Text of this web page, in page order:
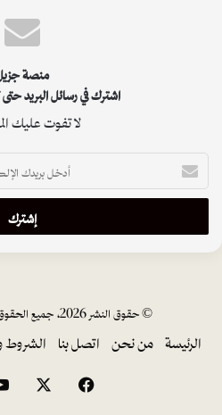
منصة
اشترك في رسائل البريد
لا تفوت عليك
أ
د
خ
ب
ر
© حقوق النشر 2026، جميع الحقوق محفوظة |
الرئيسة من نحن اتصل بنا
فيسبوك